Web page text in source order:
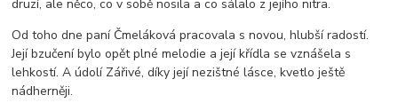
druzí, ale něco, co v sobě nosila a co sálalo z jejího nitra.
Od toho dne paní Čmeláková pracovala s novou, hlubší radostí.
Její bzučení bylo opět plné melodie a její křídla se vznášela s
lehkostí. A údolí Zářivé, díky její nezištné lásce, kvetlo ještě
nádherněji.